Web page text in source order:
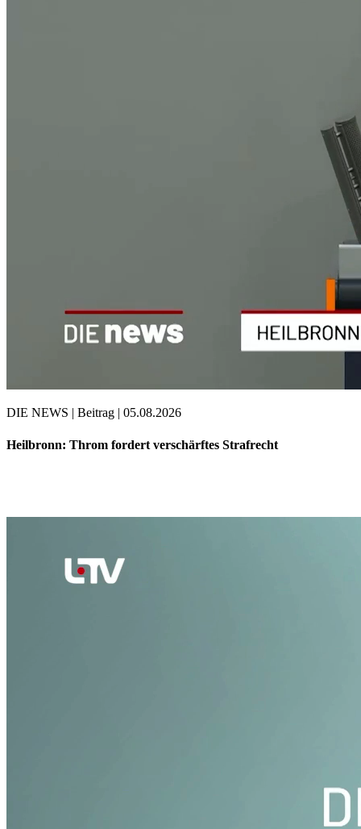
DIE NEWS | Beitrag | 05.08.2026
Heilbronn: Throm fordert verschärftes Strafrecht